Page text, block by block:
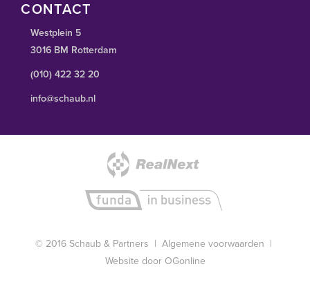
CONTACT
Westplein 5
3016 BM Rotterdam
(010) 422 32 20
info@schaub.nl
© 2016 Schaub & Partners | Algemene voorwaarden |
Website door OGonline